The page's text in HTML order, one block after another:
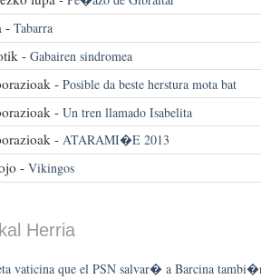
- Tabarra
- Gabairen sindromea
- Posible da beste herstura mota bat
- Un tren llamado Isabelita
- ATARAMI�E 2013
- Vikingos
Herria
vaticina que el PSN salvar� a Barcina